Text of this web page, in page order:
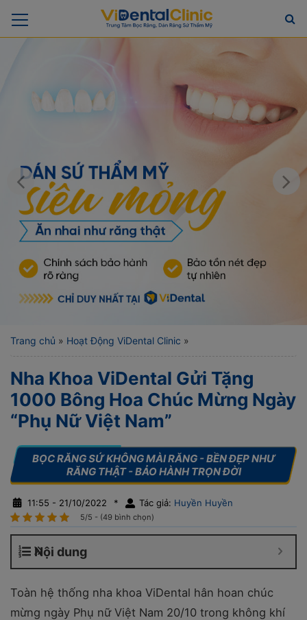
Trang chủ » Hoạt Động ViDental Clinic »
Nha Khoa ViDental Gửi Tặng
1000 Bông Hoa Chúc Mừng Ngày
“Phụ Nữ Việt Nam”
11:55 - 21/10/2022 * Tác giả: Huyền Huyền
5/5 - (49 bình chọn)
Nội dung
Toàn hệ thống nha khoa ViDental hân hoan chúc
mừng ngày Phụ nữ Việt Nam 20/10 trong không khí